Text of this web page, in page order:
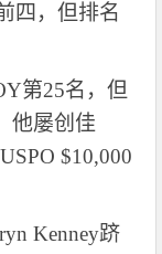
四，但排名
第25名，但
他屡创佳
$10,000
Kenney跻